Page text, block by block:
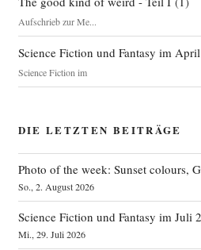
Aufschrieb zur Me...
Science Fiction und Fantasy im
Science Fiction im
DIE LETZTEN BEITRÄGE
Photo of the week: Sunset colours,
So., 2. August 2026
Science Fiction und Fantasy im Juli
Mi., 29. Juli 2026